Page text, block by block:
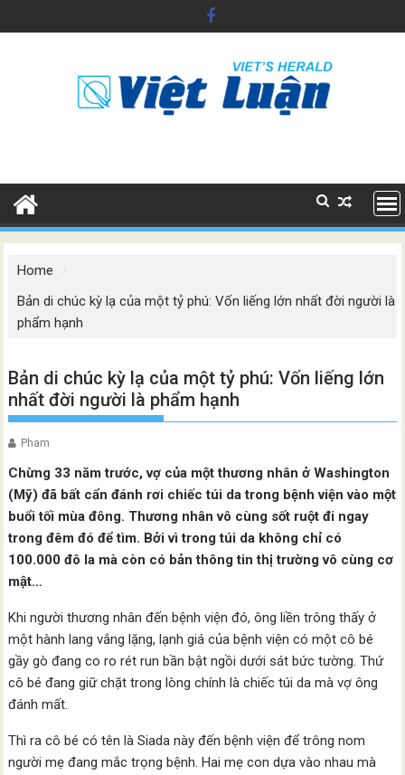
to
Home
Bản di chúc kỳ lạ của một tỷ phú: Vốn liếng lớn nhất đời người là
phẩm hạnh
Bản di chúc kỳ lạ của một tỷ phú: Vốn liếng lớn
nhất đời người là phẩm hạnh
Pham
Chừng 33 năm trước, vợ của một thương nhân ở Washington
(Mỹ) đã bất cẩn đánh rơi chiếc túi da trong bệnh viện vào một
buổi tối mùa đông. Thương nhân vô cùng sốt ruột đi ngay
trong đêm đó để tìm. Bởi vì trong túi da không chỉ có
100.000 đô la mà còn có bản thông tin thị trường vô cùng cơ
mật…
Khi người thương nhân đến bệnh viện đó, ông liền trông thấy ở
một hành lang vắng lặng, lạnh giá của bệnh viện có một cô bé
gầy gò đang co ro rét run bần bật ngồi dưới sát bức tường. Thứ
cô bé đang giữ chặt trong lòng chính là chiếc túi da mà vợ ông
đánh mất.
Thì ra cô bé có tên là Siada này đến bệnh viện để trông nom
người mẹ đang mắc trọng bệnh. Hai mẹ con dựa vào nhau mà